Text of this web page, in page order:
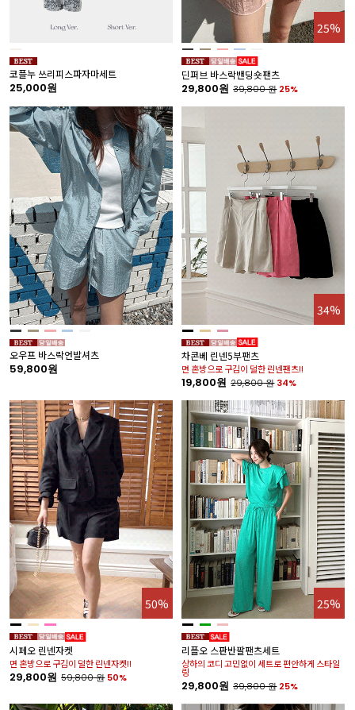
코플누 쓰리피스파자마세트
25,000원
25%
딘퍼브 바스락밴딩숏팬츠
29,800원 39,800원 25%
오우프 바스락언발셔츠
59,800원
34%
차콘베 린넨5부팬츠
면 혼방으로 구김이 덜한 린넨팬츠!!
19,800원 29,800원 34%
50%
시페오 린넨자켓
면 혼방으로 구김이 덜한 린넨자켓!!
29,800원 59,800원 50%
25%
리플오 스판반팔팬츠세트
상하의 코디 고민없이 세트로 편안하게 스타일
링
29,800원 39,800원 25%